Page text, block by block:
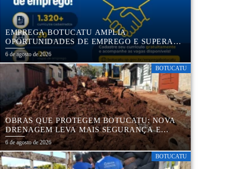
EMPREGA BOTUCATU AMPLIA
OPORTUNIDADES DE EMPREGO E SUPERA
1,3 MIL CURRÍCULOS CADASTRADOS
6 de agosto de 2026
BOTUCATU
OBRAS QUE PROTEGEM BOTUCATU: NOVA
DRENAGEM LEVA MAIS SEGURANÇA E
TRANQUILIDADE AOS MORADORES DA
COHAB 5
6 de agosto de 2026
BOTUCATU